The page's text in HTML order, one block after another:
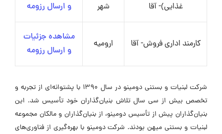
غذایی)- آقا
شهر
و ارسال رزومه
کارمند اداری فروش- آقا ارومیه
مشاهده جزئیات
و ارسال رزومه
شرکت لبنیات و بستنی دومینو در سال 1390 با پشتوانه‌ای از تجربه و
تخصص بیش از سی سال تلاش بنیان‌گذاران خود تأسیس شد. این
بنیان‌گذاران پیش از تأسیس دومینو، از بنیان‌گذاران و مالکان مجموعه
لبنیات و بستنی میهن بودند. شرکت دومینو با بهره‌گیری از فناوری‌های